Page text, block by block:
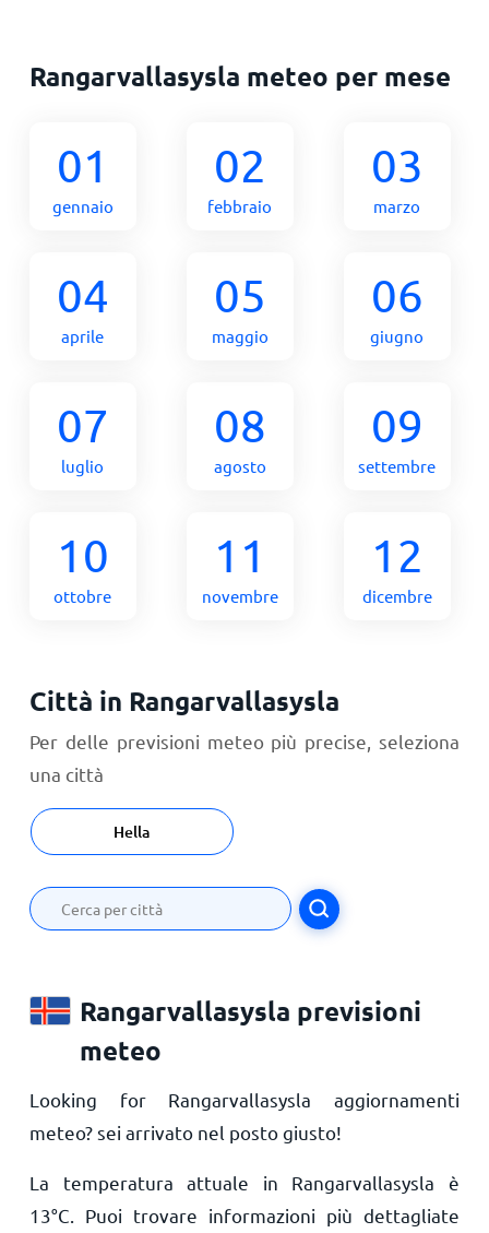
Rangarvallasysla meteo per mese
01
gennaio
02
febbraio
03
marzo
04
aprile
05
maggio
06
giugno
07
luglio
08
agosto
09
settembre
10
ottobre
11
novembre
12
dicembre
Città in Rangarvallasysla
Per delle previsioni meteo più precise, seleziona
una città
Hella
Rangarvallasysla previsioni
meteo
Looking for Rangarvallasysla aggiornamenti
meteo? sei arrivato nel posto giusto!
La temperatura attuale in Rangarvallasysla è
13°C . Puoi trovare informazioni più dettagliate